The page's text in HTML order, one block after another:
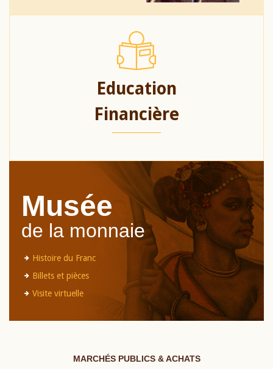
Education
Financière
Musée
de la monnaie
Histoire du Franc
Billets et pièces
Visite virtuelle
MARCHÉS PUBLICS & ACHATS